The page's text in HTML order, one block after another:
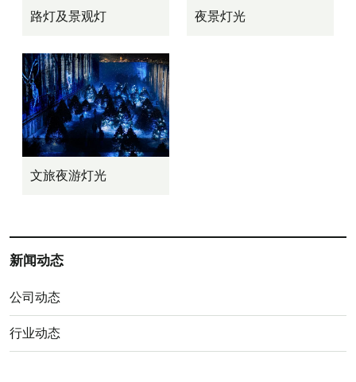
路灯及景观灯 夜景灯光
文旅夜游灯光
新闻动态
公司动态
行业动态